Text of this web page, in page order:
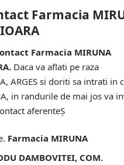
Farmacia
Farmacia MIRUNA
Daca va aflati pe raza
ARGES si doriti sa intrati in
in randurile de mai jos va
aferenteȘ
Farmacia MIRUNA
DAMBOVITEI, COM.